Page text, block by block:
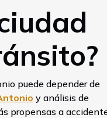
puede depender de
y análisis de
propensas a